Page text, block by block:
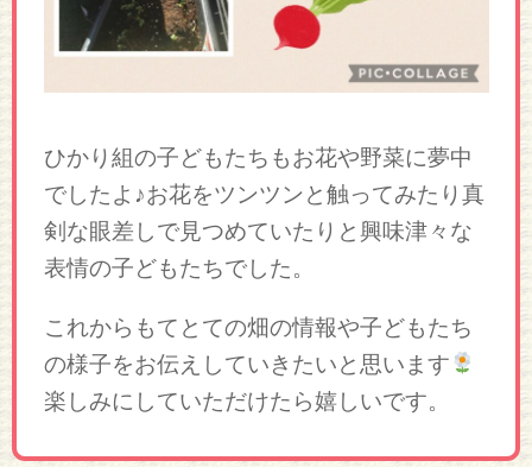
ひかり組の子どもたちもお花や野菜に夢中
でしたよ♪お花をツンツンと触ってみたり真
剣な眼差しで見つめていたりと興味津々な
表情の子どもたちでした。
これからもてとての畑の情報や子どもたち
の様子をお伝えしていきたいと思います
楽しみにしていただけたら嬉しいです。